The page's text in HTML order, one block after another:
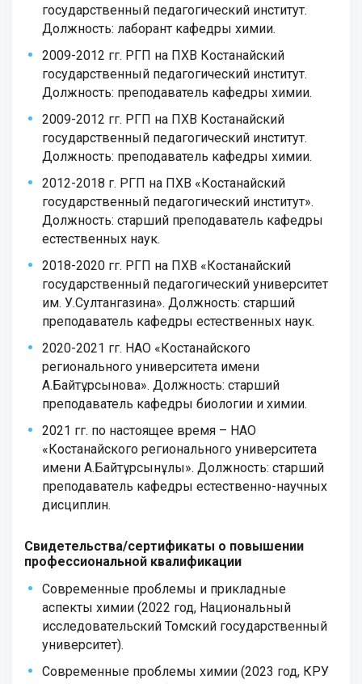
государственный педагогический институт.
Должность: лаборант кафедры химии.
2009-2012 гг. РГП на ПХВ Костанайский
государственный педагогический институт.
Должность: преподаватель кафедры химии.
2009-2012 гг. РГП на ПХВ Костанайский
государственный педагогический институт.
Должность: преподаватель кафедры химии.
2012-2018 г. РГП на ПХВ «Костанайский
государственный педагогический институт».
Должность: старший преподаватель кафедры
естественных наук.
2018-2020 гг. РГП на ПХВ «Костанайский
государственный педагогический университет
им. У.Султангазина». Должность: старший
преподаватель кафедры естественных наук.
2020-2021 гг. НАО «Костанайского
регионального университета имени
А.Байтұрсынова». Должность: старший
преподаватель кафедры биологии и химии.
2021 гг. по настоящее время – НАО
«Костанайского регионального университета
имени А.Байтұрсынұлы». Должность: старший
преподаватель кафедры естественно-научных
дисциплин.
Свидетельства/сертификаты о повышении
профессиональной квалификации
Современные проблемы и прикладные
аспекты химии (2022 год, Национальный
исследовательский Томский государственный
университет).
Современные проблемы химии (2023 год, КРУ